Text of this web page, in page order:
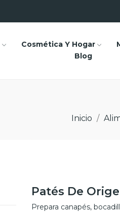
Cosmética Y Hogar
Blog
Inicio
Patés De
Prepara canapés,